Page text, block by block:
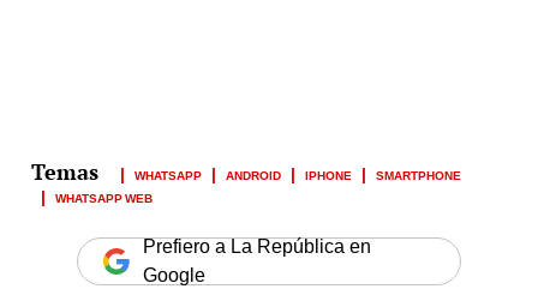
WHATSAPP ANDROID IPHONE
SMARTPHONE
WHATSAPP WEB
Prefiero a La República en
Google